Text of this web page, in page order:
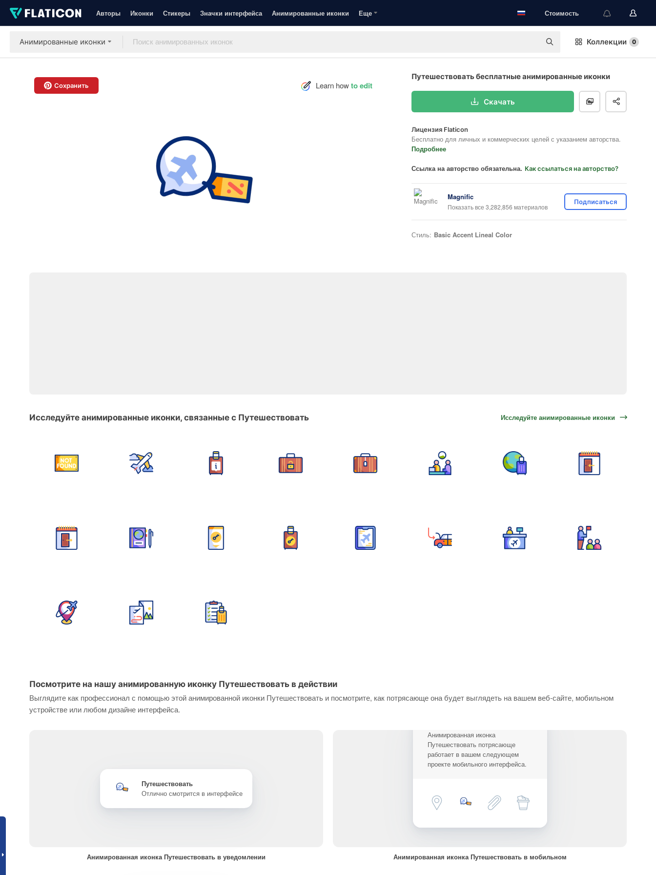
Авторы Иконки Стикеры Значки интерфейса Анимированные иконки Еще Стоимость
Анимированные иконки Коллекции 0
Сохранить Learn howto edit
Путешествовать бесплатные анимированные иконки
Скачать
Лицензия Flaticon
Бесплатно для личных и коммерческих целей с указанием авторства.
Подробнее
Ссылка на авторство обязательна. Как ссылаться на авторство?
Magnific
Показать все 3,282,856 материалов
Подписаться
Стиль: Basic Accent Lineal Color
Исследуйте анимированные иконки, связанные с Путешествовать Исследуйте анимированные иконки
Посмотрите на нашу анимированную иконку Путешествовать в действии
Выглядите как профессионал с помощью этой анимированной иконки Путешествовать и посмотрите, как потрясающе она будет выглядеть на вашем веб-сайте, мобильном
устройстве или любом дизайне интерфейса.
Путешествовать
Отлично смотрится в интерфейсе
Анимированная иконка Путешествовать в уведомлении
Анимированная иконка
Путешествовать потрясающе
работает в вашем следующем
проекте мобильного интерфейса.
Анимированная иконка Путешествовать в мобильном